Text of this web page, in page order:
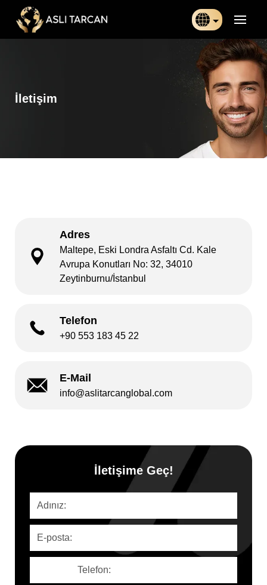
Türkçe
日本語
Indonesia
Български
Français
İletişim
Adres
Maltepe, Eski Londra Asfaltı Cd. Kale
Avrupa Konutları No: 32, 34010
Zeytinburnu/İstanbul
Telefon
+90 553 183 45 22
E-Mail
info@aslitarcanglobal.com
İletişime Geç!